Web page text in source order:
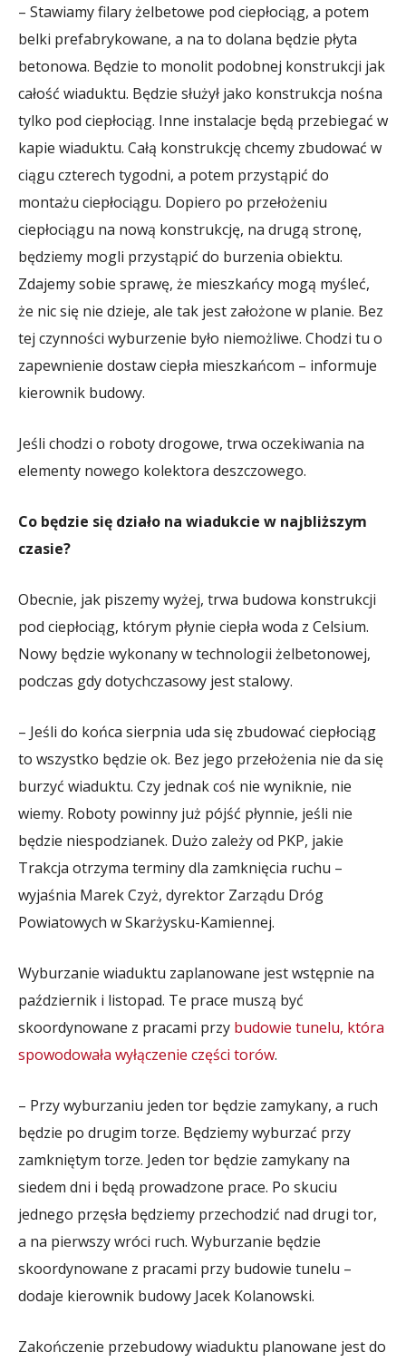
– Stawiamy filary żelbetowe pod ciepłociąg, a potem
belki prefabrykowane, a na to dolana będzie płyta
betonowa. Będzie to monolit podobnej konstrukcji jak
całość wiaduktu. Będzie służył jako konstrukcja nośna
tylko pod ciepłociąg. Inne instalacje będą przebiegać w
kapie wiaduktu. Całą konstrukcję chcemy zbudować w
ciągu czterech tygodni, a potem przystąpić do
montażu ciepłociągu. Dopiero po przełożeniu
ciepłociągu na nową konstrukcję, na drugą stronę,
będziemy mogli przystąpić do burzenia obiektu.
Zdajemy sobie sprawę, że mieszkańcy mogą myśleć,
że nic się nie dzieje, ale tak jest założone w planie. Bez
tej czynności wyburzenie było niemożliwe. Chodzi tu o
zapewnienie dostaw ciepła mieszkańcom – informuje
kierownik budowy.
Jeśli chodzi o roboty drogowe, trwa oczekiwania na
elementy nowego kolektora deszczowego.
Co będzie się działo na wiadukcie w najbliższym
czasie?
Obecnie, jak piszemy wyżej, trwa budowa konstrukcji
pod ciepłociąg, którym płynie ciepła woda z Celsium.
Nowy będzie wykonany w technologii żelbetonowej,
podczas gdy dotychczasowy jest stalowy.
– Jeśli do końca sierpnia uda się zbudować ciepłociąg
to wszystko będzie ok. Bez jego przełożenia nie da się
burzyć wiaduktu. Czy jednak coś nie wyniknie, nie
wiemy. Roboty powinny już pójść płynnie, jeśli nie
będzie niespodzianek. Dużo zależy od PKP, jakie
Trakcja otrzyma terminy dla zamknięcia ruchu –
wyjaśnia Marek Czyż, dyrektor Zarządu Dróg
Powiatowych w Skarżysku-Kamiennej.
Wyburzanie wiaduktu zaplanowane jest wstępnie na
październik i listopad. Te prace muszą być
skoordynowane z pracami przy budowie tunelu, która
spowodowała wyłączenie części torów.
– Przy wyburzaniu jeden tor będzie zamykany, a ruch
będzie po drugim torze. Będziemy wyburzać przy
zamkniętym torze. Jeden tor będzie zamykany na
siedem dni i będą prowadzone prace. Po skuciu
jednego przęsła będziemy przechodzić nad drugi tor,
a na pierwszy wróci ruch. Wyburzanie będzie
skoordynowane z pracami przy budowie tunelu –
dodaje kierownik budowy Jacek Kolanowski.
Zakończenie przebudowy wiaduktu planowane jest do